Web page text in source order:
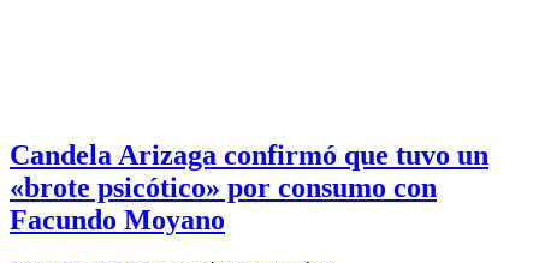
Candela Arizaga confirmó que tuvo un
«brote psicótico» por consumo con
Facundo Moyano